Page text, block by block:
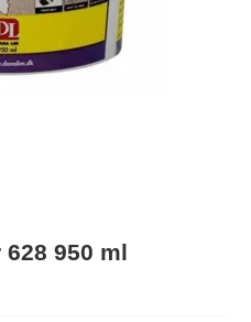
950 ml